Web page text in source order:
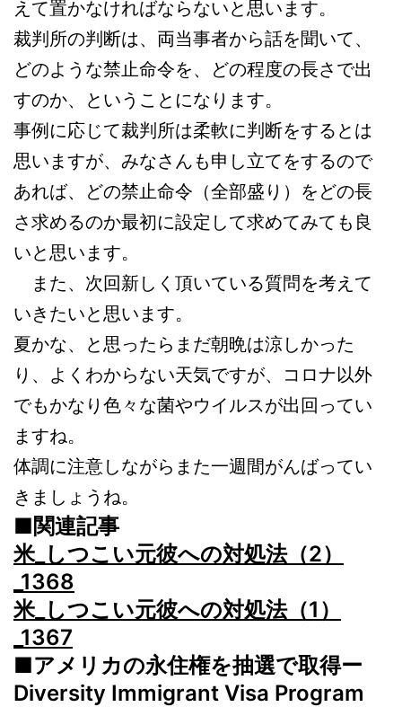
えて置かなければならないと思います。
裁判所の判断は、両当事者から話を聞いて、
どのような禁止命令を、どの程度の長さで出
すのか、ということになります。
事例に応じて裁判所は柔軟に判断をするとは
思いますが、みなさんも申し立てをするので
あれば、どの禁止命令（全部盛り）をどの長
さ求めるのか最初に設定して求めてみても良
いと思います。
また、次回新しく頂いている質問を考えて
いきたいと思います。
夏かな、と思ったらまだ朝晩は涼しかった
り、よくわからない天気ですが、コロナ以外
でもかなり色々な菌やウイルスが出回ってい
ますね。
体調に注意しながらまた一週間がんばってい
きましょうね。
■関連記事
米_しつこい元彼への対処法（2）
_1368
米_しつこい元彼への対処法（1）
_1367
■アメリカの永住権を抽選で取得ー
Diversity Immigrant Visa Program